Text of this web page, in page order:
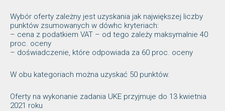
Wybór oferty zależny jest uzyskania jak największej liczby
punktów zsumowanych w dówhc kryteriach:
– cena z podatkiem VAT – od tego zależy maksymalnie 40
proc. oceny
– doświadczenie, które odpowiada za 60 proc. oceny
W obu kategoriach można uzyskać 50 punktów.
Oferty na wykonanie zadania UKE przyjmuje do 13 kwietnia
2021 roku